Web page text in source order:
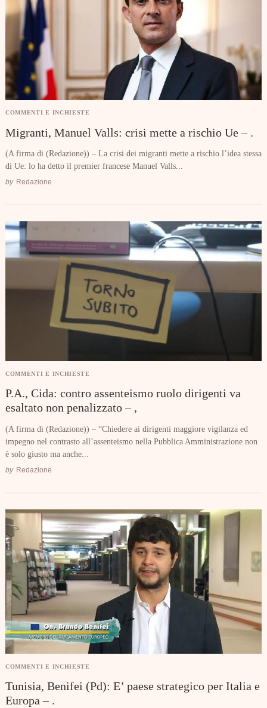
COMMENTI E INCHIESTE
Migranti, Manuel Valls: crisi mette a rischio Ue – .
(A firma di (Redazione)) – La crisi dei migranti mette a rischio l’idea stessa
di Ue: lo ha detto il premier francese Manuel Valls...
by Redazione
COMMENTI E INCHIESTE
P.A., Cida: contro assenteismo ruolo dirigenti va
esaltato non penalizzato – ,
(A firma di (Redazione)) – “Chiedere ai dirigenti maggiore vigilanza ed
impegno nel contrasto all’assenteismo nella Pubblica Amministrazione non
è solo giusto ma anche...
by Redazione
COMMENTI E INCHIESTE
Tunisia, Benifei (Pd): E’ paese strategico per Italia e
Europa – .